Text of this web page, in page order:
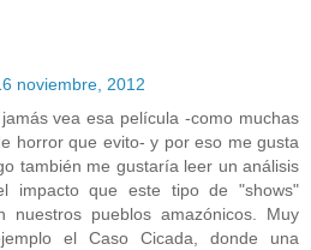
noviembre, 2012
vea esa película -como muchas
horror que evito- y por eso me gusta
también me gustaría leer un análisis
impacto que este tipo de "shows"
nuestros pueblos amazónicos. Muy
el Caso Cicada, donde una